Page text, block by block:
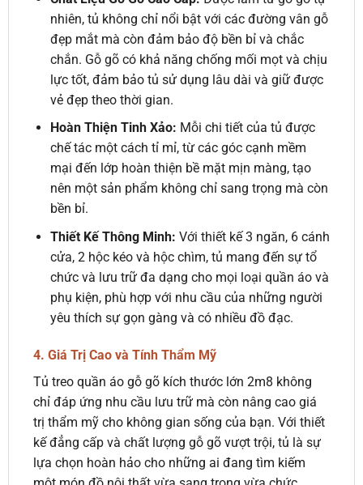
nhiên, tủ không chỉ nổi bật với các đường vân gỗ
đẹp mắt mà còn đảm bảo độ bền bỉ và chắc
chắn. Gỗ gõ có khả năng chống mối mọt và chịu
lực tốt, đảm bảo tủ sử dụng lâu dài và giữ được
vẻ đẹp theo thời gian.
Hoàn Thiện Tinh Xảo: Mỗi chi tiết của tủ được
chế tác một cách tỉ mỉ, từ các góc cạnh mềm
mại đến lớp hoàn thiện bề mặt mịn màng, tạo
nên một sản phẩm không chỉ sang trọng mà còn
bền bỉ.
Thiết Kế Thông Minh: Với thiết kế 3 ngăn, 6 cánh
cửa, 2 hộc kéo và hộc chìm, tủ mang đến sự tổ
chức và lưu trữ đa dạng cho mọi loại quần áo và
phụ kiện, phù hợp với nhu cầu của những người
yêu thích sự gọn gàng và có nhiều đồ đạc.
4. Giá Trị Cao và Tính Thẩm Mỹ
Tủ treo quần áo gỗ gõ kích thước lớn 2m8 không
chỉ đáp ứng nhu cầu lưu trữ mà còn nâng cao giá
trị thẩm mỹ cho không gian sống của bạn. Với thiết
kế đẳng cấp và chất lượng gỗ gõ vượt trội, tủ là sự
lựa chọn hoàn hảo cho những ai đang tìm kiếm